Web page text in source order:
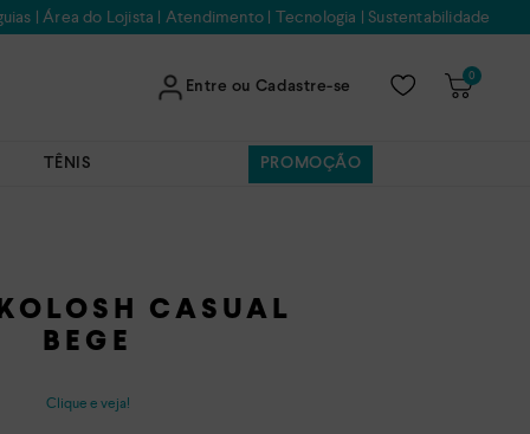
|Área do Lojista | Atendimento| Tecnologia |Sustentabilidade
Entre ou Cadastre-se
0
TÊNIS PROMOÇÃO
CASUAL
BEGE
Clique e veja!